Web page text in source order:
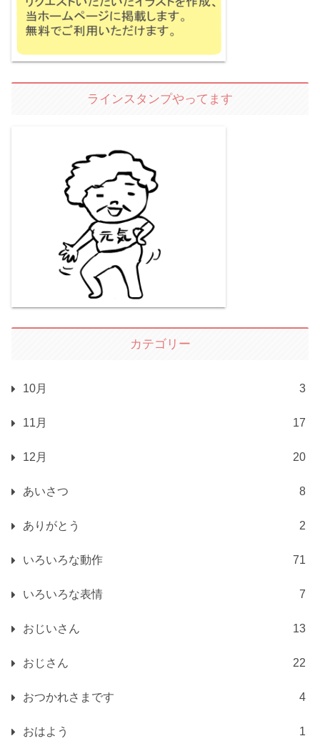
ラインスタンプやってます
カテゴリー
10月 3
11月 17
12月 20
あいさつ 8
ありがとう 2
いろいろな動作 71
いろいろな表情 7
おじいさん 13
おじさん 22
おつかれさまです 4
おはよう 1